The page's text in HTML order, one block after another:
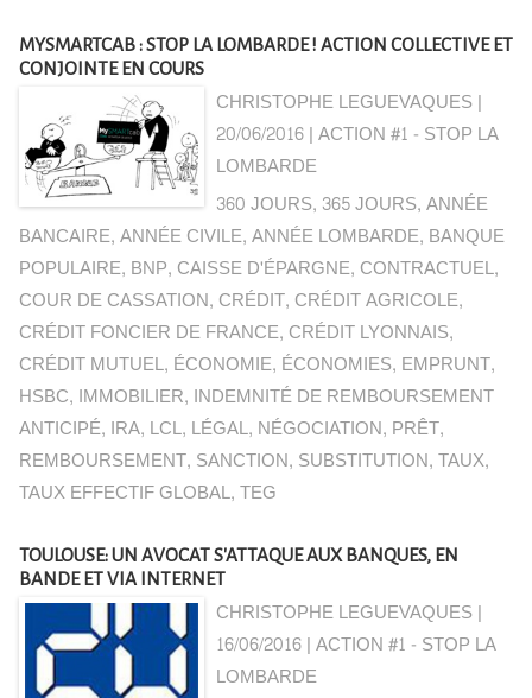
MYSMARTCAB : STOP LA LOMBARDE ! ACTION COLLECTIVE ET
CONJOINTE EN COURS
CHRISTOPHE LEGUEVAQUES |
20/06/2016|ACTION #1 - STOP LA
LOMBARDE
360 JOURS, 365 JOURS,ANNÉE
BANCAIRE,ANNÉE CIVILE,ANNÉE LOMBARDE, BANQUE
POPULAIRE, BNP, CAISSE D'ÉPARGNE, CONTRACTUEL,
COUR DE CASSATION, CRÉDIT, CRÉDIT AGRICOLE,
CRÉDIT FONCIER DE FRANCE, CRÉDIT LYONNAIS,
CRÉDIT MUTUEL, ÉCONOMIE, ÉCONOMIES, EMPRUNT,
HSBC, IMMOBILIER, INDEMNITÉ DE REMBOURSEMENT
ANTICIPÉ, IRA, LCL, LÉGAL, NÉGOCIATION, PRÊT,
REMBOURSEMENT, SANCTION, SUBSTITUTION,TAUX,
TAUX EFFECTIF GLOBAL,TEG
TOULOUSE: UN AVOCAT S'ATTAQUE AUX BANQUES, EN
BANDE ET VIA INTERNET
CHRISTOPHE LEGUEVAQUES |
16/06/2016|ACTION #1 - STOP LA
LOMBARDE